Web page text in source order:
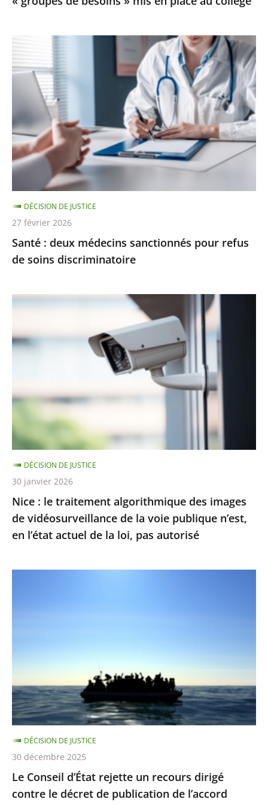
place
collège
:
deux
médecins
sanctionnés
pour
refus
de
soins
discriminatoire
Santé : deux médecins sanctionnés pour refus
de soins discriminatoire
DÉCISION DE JUSTICE
27 février 2026
le
traitement
images
vidéosurveillance
de
la
voie
publique
n’est,
en
actuel
Nice : le traitement algorithmique des images
de vidéosurveillance de la voie publique n’est,
en l’état actuel de la loi, pas autorisé
DÉCISION DE JUSTICE
30 janvier 2026
recours
contre
le
décret
de
publication
de
l’accord
Le Conseil d’État rejette un recours dirigé
contre le décret de publication de l’accord
DÉCISION DE JUSTICE
30 décembre 2025